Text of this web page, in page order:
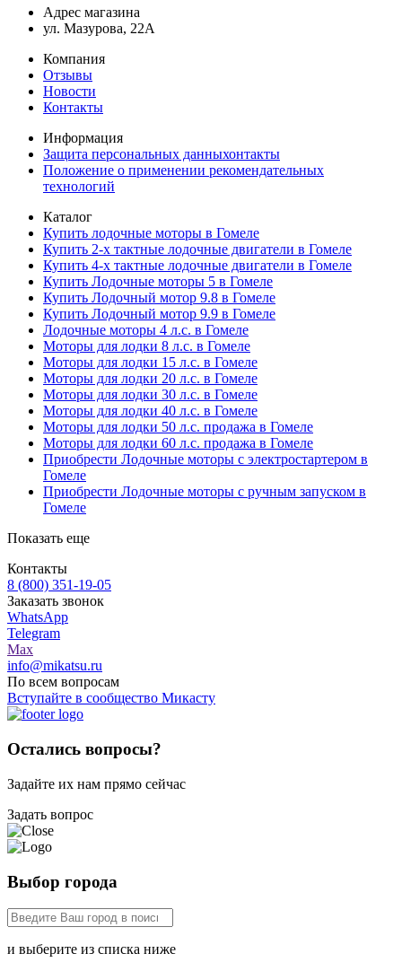
Адрес магазина
ул. Мазурова, 22А
Компания
Отзывы
Новости
Контакты
Информация
Защита персональных данныхонтакты
Положение о применении рекомендательных
технологий
Каталог
Купить лодочные моторы в Гомеле
Купить 2-х тактные лодочные двигатели в Гомеле
Купить 4-х тактные лодочные двигатели в Гомеле
Купить Лодочные моторы 5 в Гомеле
Купить Лодочный мотор 9.8 в Гомеле
Купить Лодочный мотор 9.9 в Гомеле
Лодочные моторы 4 л.с. в Гомеле
Моторы для лодки 8 л.с. в Гомеле
Моторы для лодки 15 л.с. в Гомеле
Моторы для лодки 20 л.с. в Гомеле
Моторы для лодки 30 л.с. в Гомеле
Моторы для лодки 40 л.с. в Гомеле
Моторы для лодки 50 л.с. продажа в Гомеле
Моторы для лодки 60 л.с. продажа в Гомеле
Приобрести Лодочные моторы с электростартером в
Гомеле
Приобрести Лодочные моторы с ручным запуском в
Гомеле
Показать еще
Контакты
8 (800) 351-19-05
Заказать звонок
WhatsApp
Telegram
Max
info@mikatsu.ru
По всем вопросам
Вступайте в сообщество Микасту
Остались вопросы?
Задайте их нам прямо сейчас
Задать вопрос
Выбор города
и выберите из списка ниже